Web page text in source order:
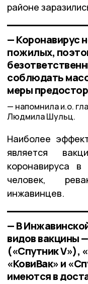
районе
— Коронавирус
пожилых,
соблюдать
меры
напомнила и.о.
Людмила Шульц.
Наиболее
является
коронавируса
человек,
инжавинцев.
— В
видов вакцины
(«Спутник V»),
«КовиВак» и
имеются в